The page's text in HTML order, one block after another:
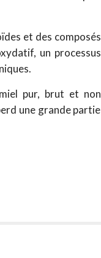
et des composés
un processus
pur, brut et non
une grande partie